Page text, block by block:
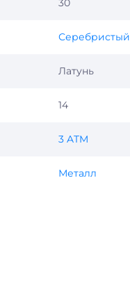
30
Серебристый
Латунь
14
3 ATM
Металл